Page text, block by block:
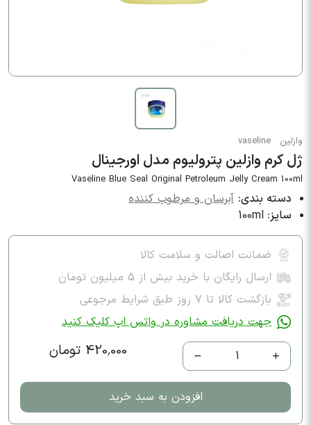
وازلین vaseline
ژل کرم وازلین پترولیوم مدل اورجینال
Vaseline Blue Seal Original Petroleum Jelly Cream 100ml
دسته بندی: آبرسان و مرطوب کننده
سایز: 100ml
ضمانت اصالت و سلامت کالا
ارسال رایگان با خرید بیش از 5 میلیون تومان
بازگشت کالا تا ۷ روز طبق شرایط مرجوعی
جهت دریافت مشاوره در واتس اپ کلیک کنید
1 420,000 تومان
افزودن به سبد خرید